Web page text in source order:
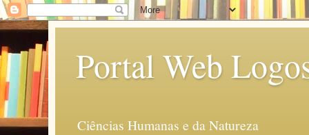
Portal Web
Ciências Humanas e da Natureza